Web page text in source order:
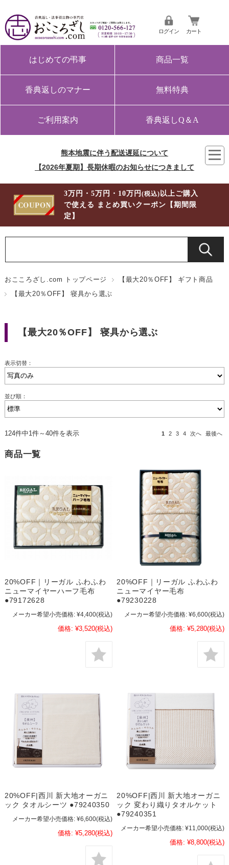
ログイン カート
はじめての弔事 商品一覧
香典返しのマナー 無料特典
ご利用案内 香典返しQ＆A
熊本地震に伴う配送遅延について
【2026年夏期】長期休暇のお知らせにつきまして
3万円・5万円・10万円(税込) 以上ご購入
で使える まとめ買いクーポン【期間限
定】
おこころざし.com トップページ
【最大20％OFF】 ギフト商品
【最大20％OFF】 寝具から選ぶ
【最大20％OFF】 寝具から選ぶ
表示切替：
並び順：
124件中1件～40件を表示 1 2 3 4 次へ 最後へ
商品一覧
20%OFF｜リーガル ふわふわ
ニューマイヤーハーフ毛布
●79172628
メーカー希望小売価格: ¥4,400(税込)
価格: ¥3,520(税込)
20%OFF｜リーガル ふわふわ
ニューマイヤー毛布
●79230228
メーカー希望小売価格: ¥6,600(税込)
価格: ¥5,280(税込)
20%OFF|西川 新大地オーガニ
ック タオルシーツ ●79240350
メーカー希望小売価格: ¥6,600(税込)
価格: ¥5,280(税込)
20%OFF|西川 新大地オーガニ
ック 変わり織りタオルケット
●79240351
メーカー希望小売価格: ¥11,000(税込)
価格: ¥8,800(税込)